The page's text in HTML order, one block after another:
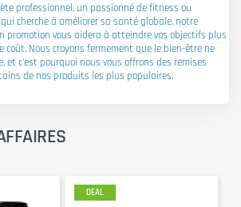
professionnel, un passionné de fitness ou
cherche à améliorer sa santé globale, notre
promotion vous aidera à atteindre vos objectifs plus
coût. Nous croyons fermement que le bien-être ne
et c'est pourquoi nous vous offrons des remises
de nos produits les plus populaires.
DEAL